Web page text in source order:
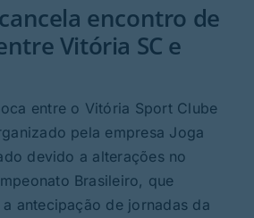
encontro de
Vitória SC e
entre o Vitória Sport Clube
pela empresa Joga
devido a alterações no
Brasileiro, que
antecipação de jornadas da